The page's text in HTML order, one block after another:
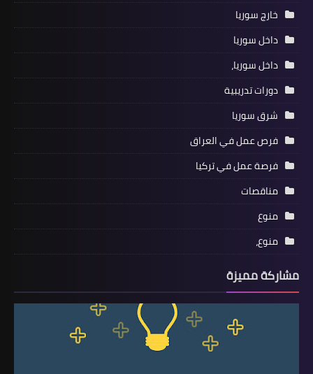
خارج سوريا
داخل سوريا
داخل سوريا،
دورات تدريبية
شرق سوريا
فرص عمل في العراق
فرصة عمل في تركيا
مناقصات
منوع
منوع،
مشاركة مميزة